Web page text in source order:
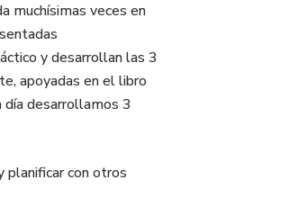
muchísimas veces en
y desarrollan las 3
apoyadas en el libro
día desarrollamos 3
planificar con otros